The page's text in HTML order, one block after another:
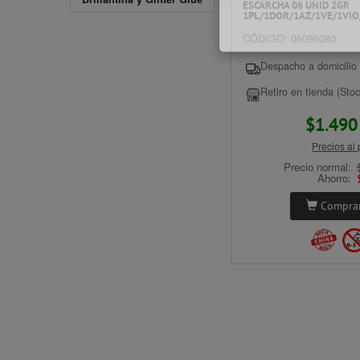
ESCARCHA 06 UNID 2GR
1PL/1DOR/1AZ/1VE/
CÓDIGO: 05096080
Despacho a
Retiro en tienda
$1.490
Precios al
Precio normal:
Ahorro: